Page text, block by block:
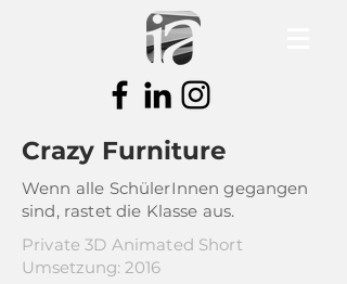
Crazy Furniture
Wenn alle SchülerInnen gegangen
sind, rastet die Klasse aus.
Private 3D Animated Short
Umsetzung: 2016